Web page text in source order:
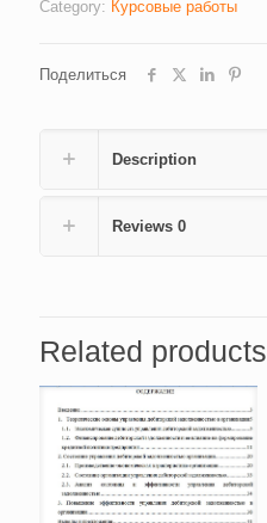
Category: Курсовые работы
Поделиться
Description
Reviews 0
Related products